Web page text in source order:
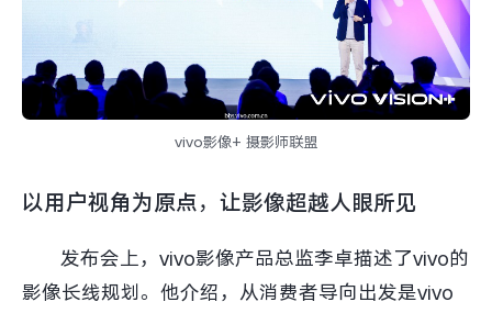
vivo影像+ 摄影师联盟
以用户视角为原点，让影像超越人眼所见
发布会上，vivo影像产品总监李卓描述了vivo的
影像长线规划。他介绍，从消费者导向出发是vivo